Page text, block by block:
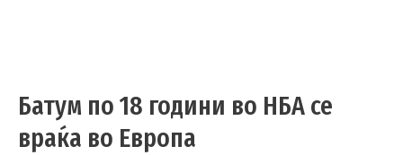
Батум по 18 години во НБА се
враќа во Европа